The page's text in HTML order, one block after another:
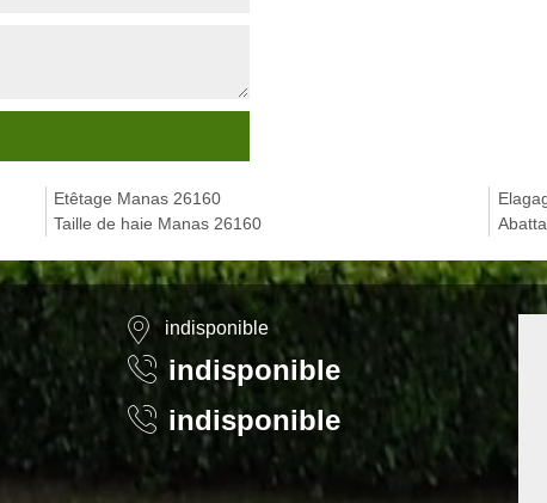
Etêtage Manas 26160
Taille de haie Manas 26160
indisponible
indisponible
indisponible